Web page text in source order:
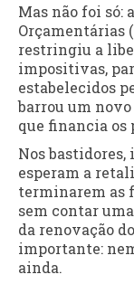
Mas não foi só:
Orçamentárias
restringiu a
impositivas,
estabelecidos
barrou um
que financia os
Nos
esperam a
terminarem as
sem contar
da renovação
importante:
ainda.